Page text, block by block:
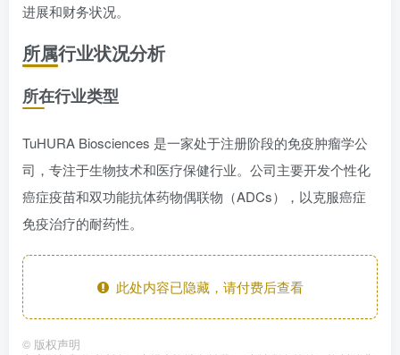
进展和财务状况。
所属行业状况分析
所在行业类型
TuHURA Biosciences 是一家处于注册阶段的免疫肿瘤学公
司，专注于生物技术和医疗保健行业。公司主要开发个性化
癌症疫苗和双功能抗体药物偶联物（ADCs），以克服癌症
免疫治疗的耐药性。
此处内容已隐藏，请付费后查看
© 版权声明